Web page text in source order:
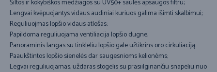
Šiltos ir kokybiškos medžiagos su UV50+ saulės apsaugos filtru;
Lengvai kvėpuojantys vidaus audiniai kuriuos galima išimti skalbimui;
Reguliuojmas lopšio vidaus atlošas;
Papildoma reguliuojama ventiliacija lopšio dugne;
Panoraminis langas su tinkleliu lopšio gale užtikrins oro cirkuliaciją.
Paaukštintos lopšio sienelės dar saugesnioms kelionėms;
Legvai reguliuojamas, uždaras stogelis su prasiilginančiu snapeliu nuo